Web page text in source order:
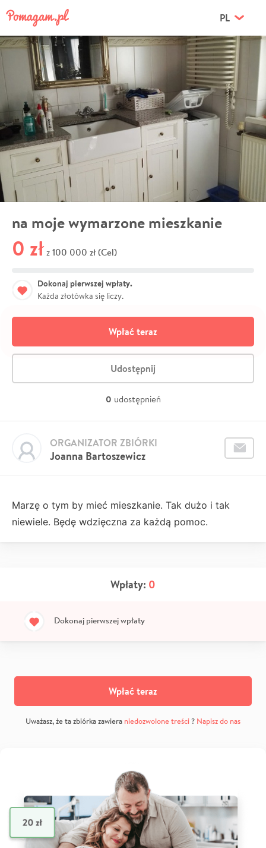
PL
na moje wymarzone mieszkanie
0 zł z 100 000 zł (Cel)
Dokonaj pierwszej wpłaty.
Każda złotówka się liczy.
Wpłać teraz
Udostępnij
0 udostępnień
Joanna Bartoszewicz
ORGANIZATOR ZBIÓRKI
Marzę o tym by mieć mieszkanie. Tak dużo i tak
niewiele. Będę wdzięczna za każdą pomoc.
Wpłaty: 0
Dokonaj pierwszej wpłaty
Wpłać teraz
Uważasz, że ta zbiórka zawiera niedozwolone treści? Napisz do nas